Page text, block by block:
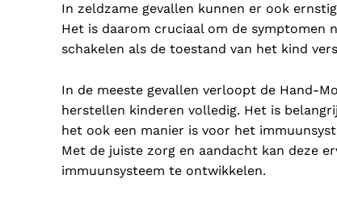
In zeldzame gevallen kunnen er ook
Het is daarom cruciaal om de symptomen
schakelen als de toestand van het kind
In de meeste gevallen verloopt de Hand-
herstellen kinderen volledig. Het is
het ook een manier is voor het
Met de juiste zorg en aandacht kan deze
immuunsysteem te ontwikkelen.